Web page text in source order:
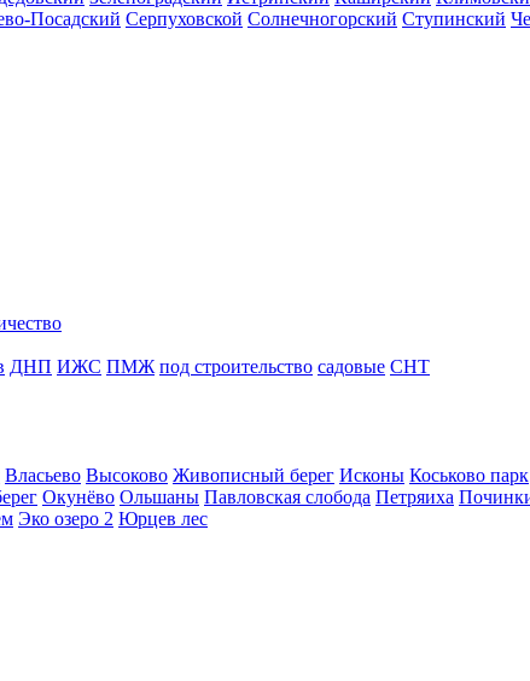
Посадский Серпуховской Солнечногорский Ступинский
ДНП ИЖС ПМЖ под строительство садовые СНТ
Власьево Высоково Живописный берег Исконы Коськово парк
Окунёво Ольшаны Павловская слобода Петряиха
Эко озеро 2 Юрцев лес